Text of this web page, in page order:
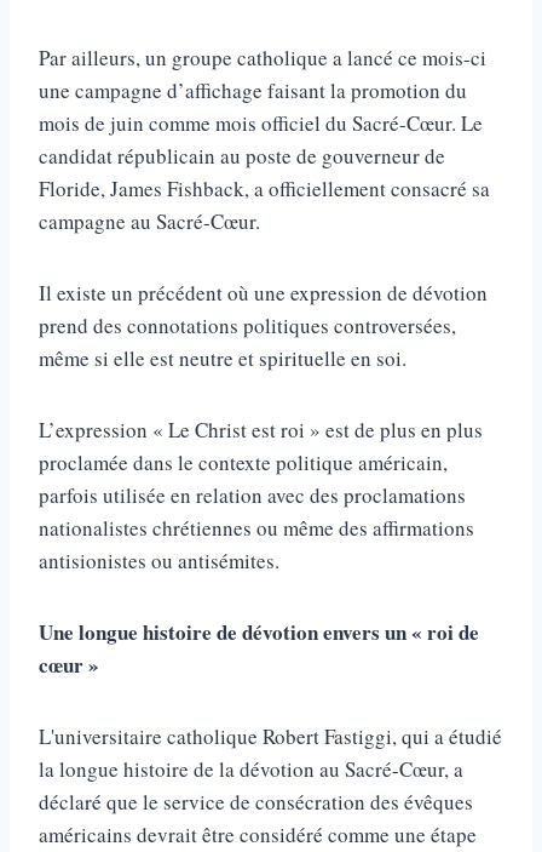
Par ailleurs, un groupe catholique a lancé ce mois-ci
une campagne d’affichage faisant la promotion du
mois de juin comme mois officiel du Sacré-Cœur. Le
candidat républicain au poste de gouverneur de
Floride, James Fishback, a officiellement consacré sa
campagne au Sacré-Cœur.
Il existe un précédent où une expression de dévotion
prend des connotations politiques controversées,
même si elle est neutre et spirituelle en soi.
L’expression « Le Christ est roi » est de plus en plus
proclamée dans le contexte politique américain,
parfois utilisée en relation avec des proclamations
nationalistes chrétiennes ou même des affirmations
antisionistes ou antisémites.
Une longue histoire de dévotion envers un « roi de
cœur »
L'universitaire catholique Robert Fastiggi, qui a étudié
la longue histoire de la dévotion au Sacré-Cœur, a
déclaré que le service de consécration des évêques
américains devrait être considéré comme une étape